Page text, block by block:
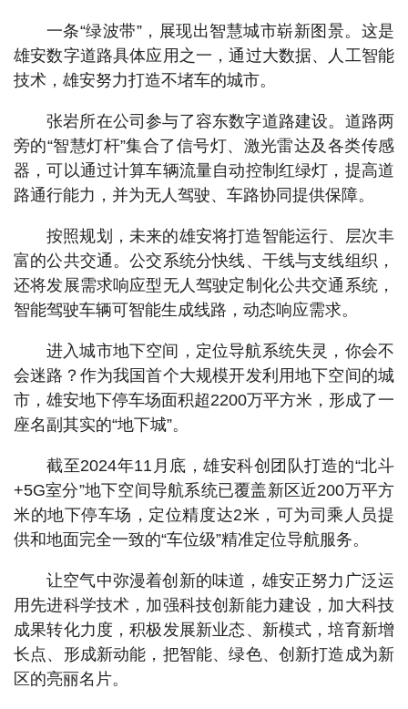
一条“绿波带”，展现出智慧城市崭新图景。这是
雄安数字道路具体应用之一，通过大数据、人工智能
技术，雄安努力打造不堵车的城市。
张岩所在公司参与了容东数字道路建设。道路两
旁的“智慧灯杆”集合了信号灯、激光雷达及各类传感
器，可以通过计算车辆流量自动控制红绿灯，提高道
路通行能力，并为无人驾驶、车路协同提供保障。
按照规划，未来的雄安将打造智能运行、层次丰
富的公共交通。公交系统分快线、干线与支线组织，
还将发展需求响应型无人驾驶定制化公共交通系统，
智能驾驶车辆可智能生成线路，动态响应需求。
进入城市地下空间，定位导航系统失灵，你会不
会迷路？作为我国首个大规模开发利用地下空间的城
市，雄安地下停车场面积超2200万平方米，形成了一
座名副其实的“地下城”。
截至2024年11月底，雄安科创团队打造的“北斗
+5G室分”地下空间导航系统已覆盖新区近200万平方
米的地下停车场，定位精度达2米，可为司乘人员提
供和地面完全一致的“车位级”精准定位导航服务。
让空气中弥漫着创新的味道，雄安正努力广泛运
用先进科学技术，加强科技创新能力建设，加大科技
成果转化力度，积极发展新业态、新模式，培育新增
长点、形成新动能，把智能、绿色、创新打造成为新
区的亮丽名片。